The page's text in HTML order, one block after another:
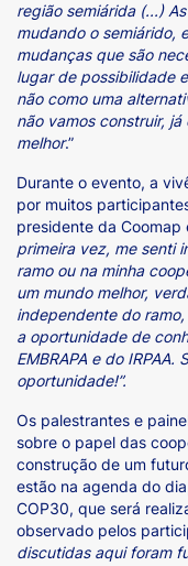
região semiárida (...)
mudando o semiárido,
mudanças que são
lugar de possibilidade
não como uma
não vamos construir,
melhor.”
Durante o evento, a
por muitos
presidente da Coomap
primeira vez, me senti
ramo ou na minha
um mundo melhor,
independente do
a oportunidade de
EMBRAPA e do
oportunidade!”.
Os palestrantes e
sobre o papel das
construção de um
estão na agenda do
COP30, que será
observado pelos
discutidas aqui foram